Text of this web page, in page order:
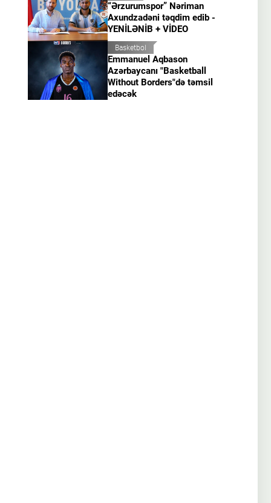
“Ərzurumspor” Nəriman
Axundzadəni təqdim edib -
YENİLƏNİB + VİDEO
Basketbol
Emmanuel Aqbason
Azərbaycanı "Basketball
Without Borders"də təmsil
edəcək